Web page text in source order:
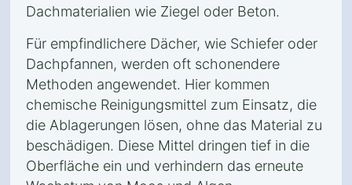
Dachmaterialien wie Ziegel oder Beton.
Für empfindlichere Dächer, wie Schiefer oder
Dachpfannen, werden oft schonendere
Methoden angewendet. Hier kommen
chemische Reinigungsmittel zum Einsatz, die
die Ablagerungen lösen, ohne das Material zu
beschädigen. Diese Mittel dringen tief in die
Oberfläche ein und verhindern das erneute